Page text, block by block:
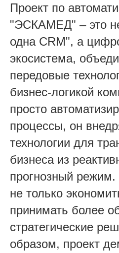
Проект по
"ЭСКАМЕД" – это
одна CRM", а
экосистема,
передовые
бизнес-логикой
просто
процессы, он
технологии для
бизнеса из
прогнозный режим.
не только
принимать более
стратегические
образом, проект